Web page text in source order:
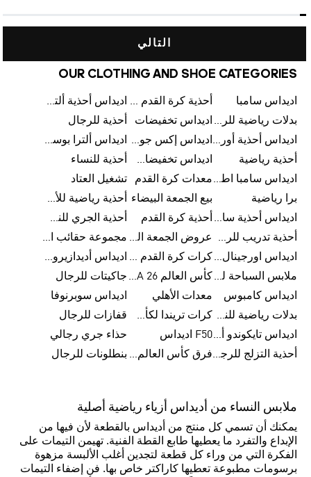
التالي
OUR CLOTHING AND SHOE CATEGORIES
اديداس سامبا أحذية كرة القدم للرجال
اديداس أحذية ألترا بوست للرجال
بدلات رياضية للرجال اديداس تخفيضات
أحذية للرجال
اديداس أحذية أورجينالز
اديداس إكس جود بيلينغهام
اديداس ألترا بوست
أحذية رياضية
اديداس تخفيضات للأطفال
أحذية للنساء
اديداس سامبا اطفالمعدات كرة القدم
تشغيل العتاد
برا رياضية
بيع الجمعة البيضاء
أحذية رياضية للأطفال
اديداس أحذية سامبا للنساء أحذية كرة القدم
أحذية الجري للنساء
أحذية تدريب للرجال
عروض الجمعة البيضاء للرجال
مجموعة حقائب الظهر
اديداس اورجينال ملابس
كرات كرة القدم للرجال
اديداس أديدازيرو معدات الجري
ملابس السباحة للرجال
كأس العالم FIFA 26™ جاكيتات للرجال
اديداس كامبوس
معدات الأهلي
اديداس سوبرنوفا
بدلات رياضية للنساء
كرات تريندا لكأس العالم FIFA 26™
قفازات للرجال
اديداس تايكوندو أورجنالزF50 اديداس
حذاء جري رجالي
أحذية التزلج للرجال
فرق كأس العالم FIFA 26™ بنطلونات للرجال
ملابس النساء من أديداس أزياء رياضية أصلية
يمكنك أن تسمي كل منتج من أديداس بالقطعة لأن فيها من
الإبداع والتفرد ما يعطيها طابع القطة الفنية. تهيمن التيمات على
الفكرة التي من وراء كل قطعة لتجدين أغلب الألبسة مزهوة
برسومات مطبوعة تعطيها كاراكتر خاص بها. فن إضفاء التيمات